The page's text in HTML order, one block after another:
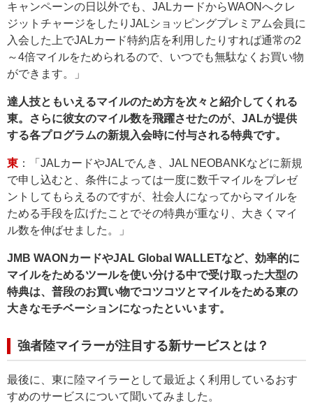
キャンペーンの日以外でも、JALカードからWAONへクレ
ジットチャージをしたりJALショッピングプレミアム会員に
入会した上でJALカード特約店を利用したりすれば通常の2
～4倍マイルをためられるので、いつでも無駄なくお買い物
ができます。」
達人技ともいえるマイルのため方を次々と紹介してくれる
東。さらに彼女のマイル数を飛躍させたのが、JALが提供
する各プログラムの新規入会時に付与される特典です。
東 ：「JALカードやJALでんき、JAL NEOBANKなどに新規
で申し込むと、条件によっては一度に数千マイルをプレゼ
ントしてもらえるのですが、社会人になってからマイルを
ためる手段を広げたことでその特典が重なり、大きくマイ
ル数を伸ばせました。」
JMB WAONカードやJAL Global WALLETなど、効率的に
マイルをためるツールを使い分ける中で受け取った大型の
特典は、普段のお買い物でコツコツとマイルをためる東の
大きなモチベーションになったといいます。
強者陸マイラーが注目する新サービスとは？
最後に、東に陸マイラーとして最近よく利用しているおす
すめのサービスについて聞いてみました。